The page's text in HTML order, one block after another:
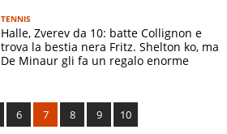
TENNIS
Halle, Zverev da 10: batte Collignon e
trova la bestia nera Fritz. Shelton ko, ma
De Minaur gli fa un regalo enorme
6 7 8 9 10